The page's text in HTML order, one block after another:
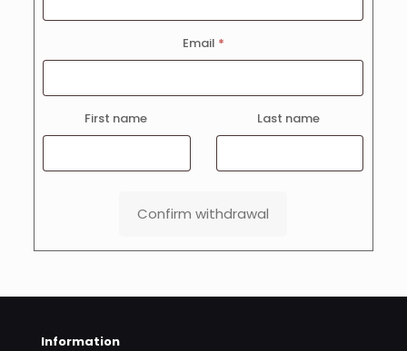
Email *
l
r
First name Last name
Confirm withdrawal
Information